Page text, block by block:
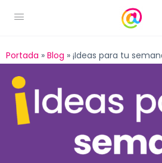
Portada » Blog » ¡Ideas para tu